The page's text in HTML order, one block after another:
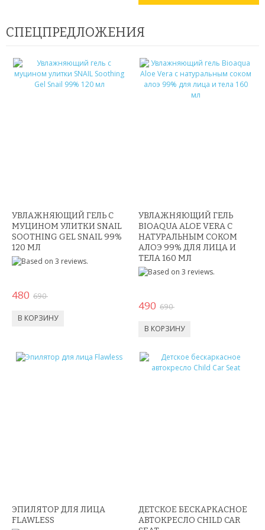
ОЧКИ ВИРТУАЛЬНОЙ РЕАЛЬНОСТИ
КОЖГАЛАНТЕРЕЯ
ДЛЯ МУЖЧИН
ДЛЯ ДЕВУШЕК
ПОДАРКИ ДЛЯ ДЕВУШЕК
ПОДАРКИ НА 23 ФЕВРАЛЯ
ПОДАРКИ ДЛЯ МУЖЧИН
ПОДАРОЧНЫЕ НАБОРЫ
ЖЕНСКИЕ ЧАСЫ
СПЕЦПРЕДЛОЖЕНИЯ
УВЛАЖНЯЮЩИЙ ГЕЛЬ С
МУЦИНОМ УЛИТКИ SNAIL
SOOTHING GEL SNAIL 99%
120 МЛ
480 690
УВЛАЖНЯЮЩИЙ ГЕЛЬ
BIOAQUA ALOE VERA С
НАТУРАЛЬНЫМ СОКОМ
АЛОЭ 99% ДЛЯ ЛИЦА И
ТЕЛА 160 МЛ
490 690
ЭПИЛЯТОР ДЛЯ ЛИЦА
FLAWLESS
ДЕТСКОЕ БЕСКАРКАСНОЕ
АВТОКРЕСЛО CHILD CAR